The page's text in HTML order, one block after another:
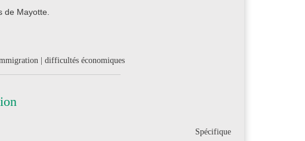
de Mayotte.
| difficultés économiques
Spécifique